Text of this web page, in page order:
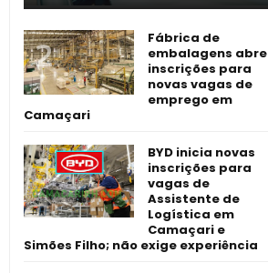
Fábrica de
embalagens abre
inscrições para
novas vagas de
emprego em
Camaçari
BYD inicia novas
inscrições para
vagas de
Assistente de
Logística em
Camaçari e
Simões Filho; não exige experiência